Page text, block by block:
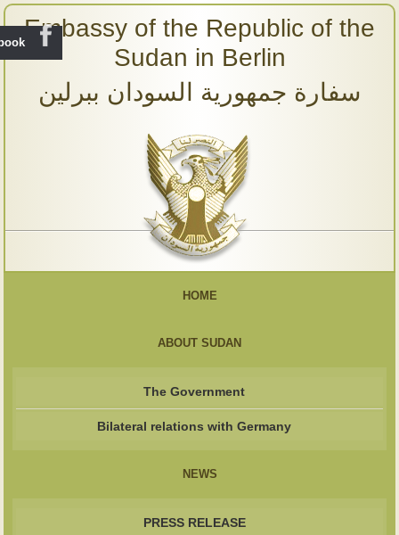
Embassy of the Republic of the
Sudan in Berlin
سفارة جمهورية السودان ببرلين
HOME
ABOUT SUDAN
The Government
Bilateral relations with Germany
NEWS
PRESS RELEASE